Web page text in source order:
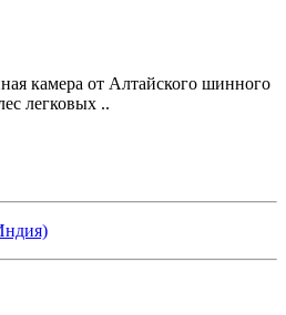
камера от Алтайского шинного
легковых ..